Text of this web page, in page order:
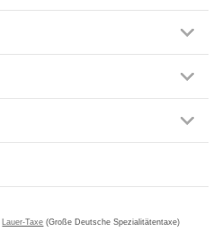
Lauer-Taxe (Große Deutsche Spezialitätentaxe)